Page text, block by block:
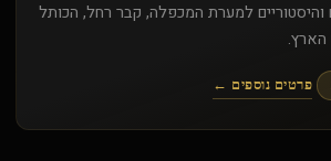
והיסטוריים למערת המכפלה, קבר רחל, הכותל
הארץ.
פרטים נוספים ←